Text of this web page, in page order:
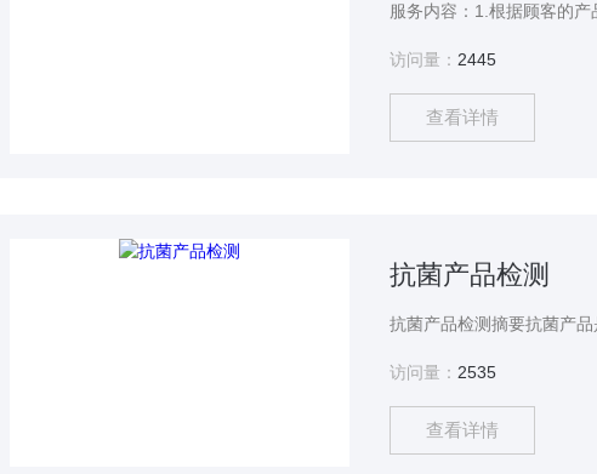
服务内容：1.根据顾客的
访问量： 2445
查看详情
抗菌产品检测
访问量： 2535
查看详情